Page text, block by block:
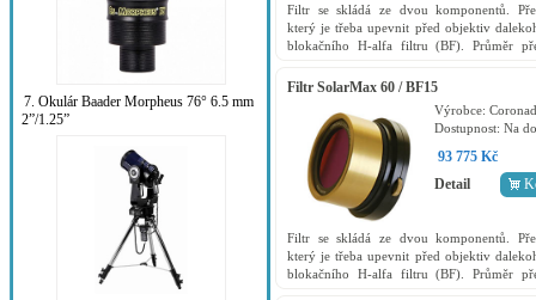
7. Okulár Baader Morpheus 76° 6.5 mm
2”/1.25”
Filtr se skládá ze dvou komponentů.
který je třeba upevnit před objektiv
blokačního H-alfa filtru (BF). Průměr
Filtr SolarMax 60 / BF15
Výrobce:
Dostupnost: Na
93 775 Kč
Detail
Filtr se skládá ze dvou komponentů.
který je třeba upevnit před objektiv
blokačního H-alfa filtru (BF). Průměr